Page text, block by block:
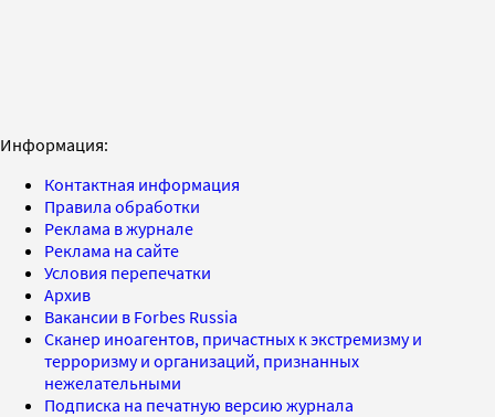
Информация:
Контактная информация
Правила обработки
Реклама в журнале
Реклама на сайте
Условия перепечатки
Архив
Вакансии в Forbes Russia
Сканер иноагентов, причастных к экстремизму и
терроризму и организаций, признанных
нежелательными
Подписка на печатную версию журнала